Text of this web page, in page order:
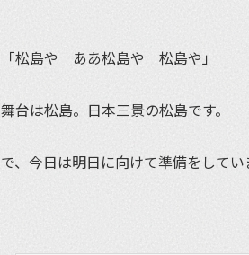
「松島や ああ松島や 松島や」
舞台は松島。日本三景の松島です。
で、今日は明日に向けて準備をして